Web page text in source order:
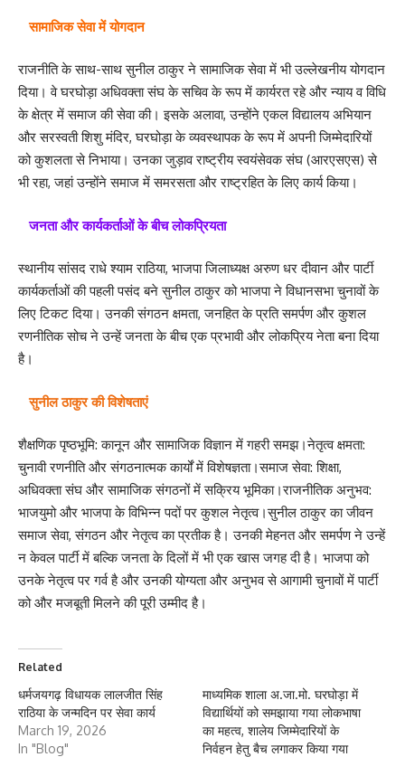
सामाजिक सेवा में योगदान
राजनीति के साथ-साथ सुनील ठाकुर ने सामाजिक सेवा में भी उल्लेखनीय योगदान
दिया। वे घरघोड़ा अधिवक्ता संघ के सचिव के रूप में कार्यरत रहे और न्याय व विधि
के क्षेत्र में समाज की सेवा की। इसके अलावा, उन्होंने एकल विद्यालय अभियान
और सरस्वती शिशु मंदिर, घरघोड़ा के व्यवस्थापक के रूप में अपनी जिम्मेदारियों
को कुशलता से निभाया। उनका जुड़ाव राष्ट्रीय स्वयंसेवक संघ (आरएसएस) से
भी रहा, जहां उन्होंने समाज में समरसता और राष्ट्रहित के लिए कार्य किया।
जनता और कार्यकर्ताओं के बीच लोकप्रियता
स्थानीय सांसद राधे श्याम राठिया, भाजपा जिलाध्यक्ष अरुण धर दीवान और पार्टी
कार्यकर्ताओं की पहली पसंद बने सुनील ठाकुर को भाजपा ने विधानसभा चुनावों के
लिए टिकट दिया। उनकी संगठन क्षमता, जनहित के प्रति समर्पण और कुशल
रणनीतिक सोच ने उन्हें जनता के बीच एक प्रभावी और लोकप्रिय नेता बना दिया
है।
सुनील ठाकुर की विशेषताएं
शैक्षणिक पृष्ठभूमि: कानून और सामाजिक विज्ञान में गहरी समझ।नेतृत्व क्षमता:
चुनावी रणनीति और संगठनात्मक कार्यों में विशेषज्ञता।समाज सेवा: शिक्षा,
अधिवक्ता संघ और सामाजिक संगठनों में सक्रिय भूमिका।राजनीतिक अनुभव:
भाजयुमो और भाजपा के विभिन्न पदों पर कुशल नेतृत्व।सुनील ठाकुर का जीवन
समाज सेवा, संगठन और नेतृत्व का प्रतीक है। उनकी मेहनत और समर्पण ने उन्हें
न केवल पार्टी में बल्कि जनता के दिलों में भी एक खास जगह दी है। भाजपा को
उनके नेतृत्व पर गर्व है और उनकी योग्यता और अनुभव से आगामी चुनावों में पार्टी
को और मजबूती मिलने की पूरी उम्मीद है।
Related
धर्मजयगढ़ विधायक लालजीत सिंह
राठिया के जन्मदिन पर सेवा कार्य
March 19, 2026
In "Blog"
माध्यमिक शाला अ.जा.मो. घरघोड़ा में
विद्यार्थियों को समझाया गया लोकभाषा
का महत्व, शालेय जिम्मेदारियों के
निर्वहन हेतु बैच लगाकर किया गया